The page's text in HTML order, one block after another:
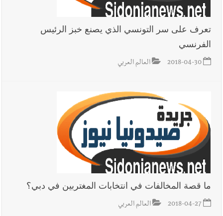
تعرف على سر التونسي الذي يصنع خبز الرئيس
الفرنسي
2018-04-30 العالم العربي
ما قصة المخالفات في انتخابات المغتربين في دبي؟
2018-04-27 العالم العربي